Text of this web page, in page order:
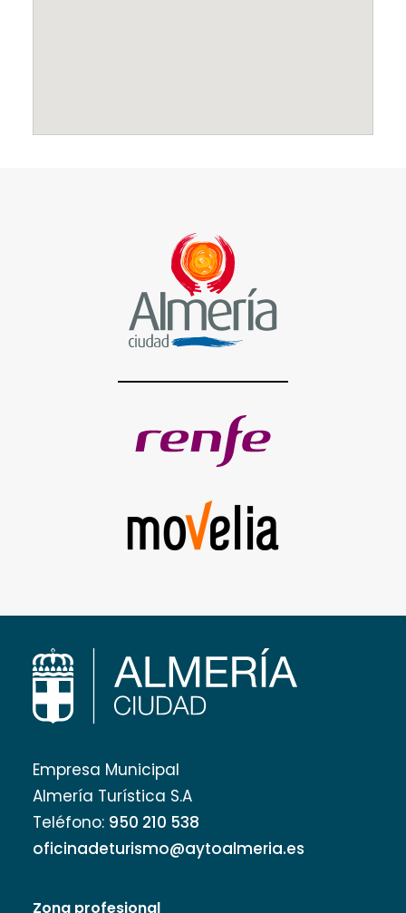
Empresa Municipal
Almería Turística S.A
Teléfono: 950 210 538
oficinadeturismo@aytoalmeria.es
Zona profesional